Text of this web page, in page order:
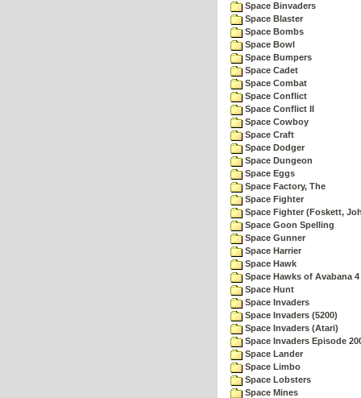
Space Binvaders
Space Blaster
Space Bombs
Space Bowl
Space Bumpers
Space Cadet
Space Combat
Space Conflict
Space Conflict II
Space Cowboy
Space Craft
Space Dodger
Space Dungeon
Space Eggs
Space Factory, The
Space Fighter
Space Fighter (Foskett,
Space Goon Spelling
Space Gunner
Space Harrier
Space Hawk
Space Hawks of Avabana 4
Space Hunt
Space Invaders
Space Invaders (5200)
Space Invaders (Atari)
Space Invaders Episode
Space Lander
Space Limbo
Space Lobsters
Space Mines